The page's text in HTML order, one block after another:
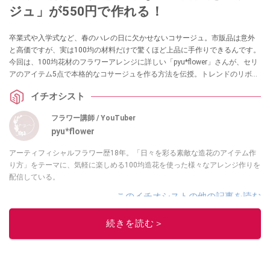
ジュ」が550円で作れる！
卒業式や入学式など、春のハレの日に欠かせないコサージュ。市販品は意外
と高価ですが、実は100均の材料だけで驚くほど上品に手作りできるんです。
今回は、100均花材のフラワーアレンジに詳しい「pyu*flower」さんが、セリ
アのアイテム5点で本格的なコサージュを作る方法を伝授。トレンドのリボン
しくご紹介します。
イチオシスト
フラワー講師 / YouTuber
pyu*flower
アーティフィシャルフラワー歴18年。「日々を彩る素敵な造花のアイテム作
り方」をテーマに、気軽に楽しめる100均造花を使った様々なアレンジ作りを
配信している。
このイチオシストの他の記事を読む
続きを読む＞